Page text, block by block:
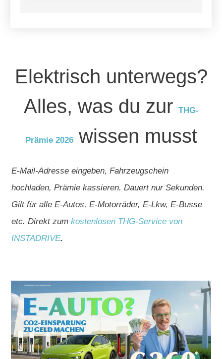
Elektrisch unterwegs?
Alles, was du zur THG-
Prämie 2026wissen musst
E-Mail-Adresse eingeben, Fahrzeugschein
hochladen, Prämie kassieren. Dauert nur Sekunden.
Gilt für alle E-Autos, E-Motorräder, E-Lkw, E-Busse
etc. Direkt zum kostenlosen THG-Service von
INSTADRIVE.